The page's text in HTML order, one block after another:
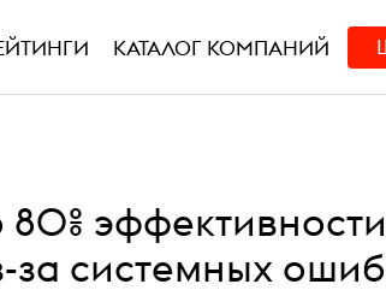
КАТАЛОГ КОМПАНИЙ
эффективности
за системных